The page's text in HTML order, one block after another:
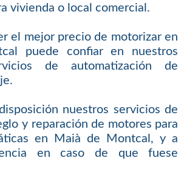
vivienda o local comercial.
el mejor precio de motorizar en
puede confiar en nuestros
de automatización de
nuestros servicios de
y reparación de motores para
en Maià de Montcal, y a
en caso de que fuese